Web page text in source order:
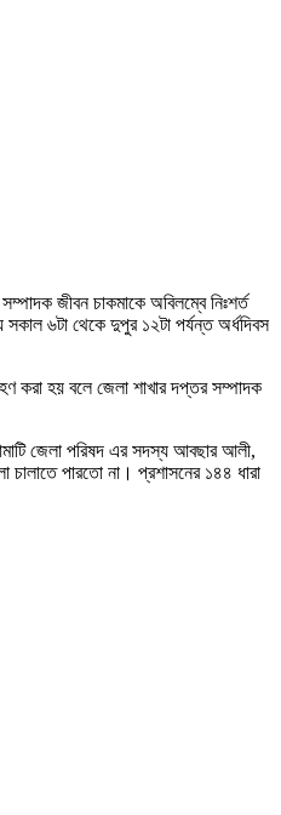
সম্পাদক জীবন চাকমাকে অবিলম্বে নিঃশর্ত
৬টা থেকে দুপুর ১২টা পর্যন্ত অর্ধদিবস
করা হয় বলে জেলা শাখার দপ্তর সম্পাদক
জেলা পরিষদ এর সদস্য আবছার আলী,
চালাতে পারতো না। প্রশাসনের ১৪৪ ধারা